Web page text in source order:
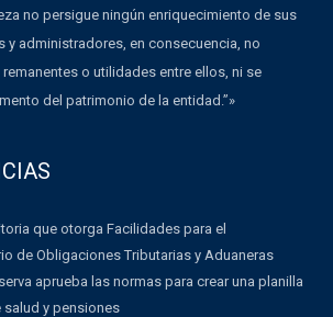
no persigue ningún enriquecimiento de sus
y administradores, en consecuencia, no
o utilidades entre ellos, ni se
del patrimonio de la entidad.”»
que otorga Facilidades para el
de Obligaciones Tributarias y Aduaneras
aprueba las normas para crear una planilla
y pensiones